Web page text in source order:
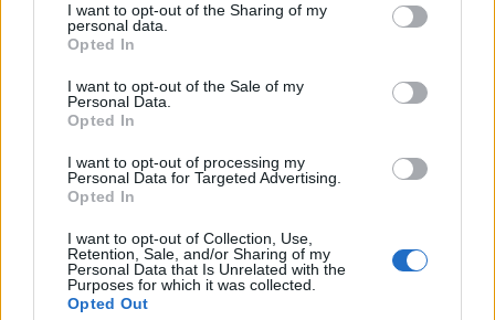
I want to opt-out of the Sharing of my
personal data.
Opted In
I want to opt-out of the Sale of my
Personal Data.
Opted In
I want to opt-out of processing my
Personal Data for Targeted Advertising.
Opted In
I want to opt-out of Collection, Use,
Retention, Sale, and/or Sharing of my
Personal Data that Is Unrelated with the
Purposes for which it was collected.
Opted Out
„lelkészi dolgozószobában” teológiai-
asztalon anyakönyv, Káldi György által